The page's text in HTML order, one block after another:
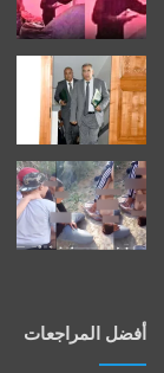
أفضل المراجعات